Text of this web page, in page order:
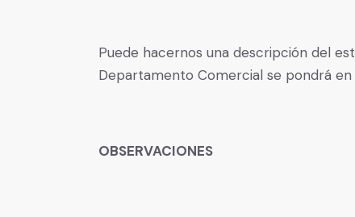
Puede hacernos una descripción del
Departamento Comercial se pondrá
OBSERVACIONES